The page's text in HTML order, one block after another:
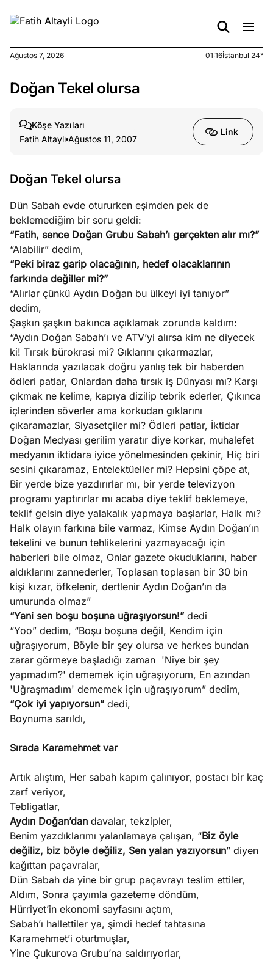
Ağustos
yasalar
Ağustos
stok
caiz
Ağustos
4, 2026
umutlu
ister
Köşe
Yazıları
Spor
Yazıları
Ağustos 7, 2026 01:16İstanbul 24°
Doğan Tekel olursa
Köşe Yazıları
Fatih Altaylı Ağustos 11, 2007
Link
Doğan Tekel olursa
Dün Sabah evde otururken eşimden pek de
beklemediğim bir soru geldi:
“Fatih, sence Doğan Grubu Sabah’ı gerçekten alır mı?”
“Alabilir” dedim,
“Peki biraz garip olacağının, hedef olacaklarının
farkında değiller mi?”
“Alırlar çünkü Aydın Doğan bu ülkeyi iyi tanıyor”
dedim,
Şaşkın şaşkın bakınca açıklamak zorunda kaldım:
“Aydın Doğan Sabah’ı ve ATV’yi alırsa kim ne diyecek
ki! Tırsık bürokrasi mi? Gıklarını çıkarmazlar,
Haklarında yazılacak doğru yanlış tek bir haberden
ödleri patlar, Onlardan daha tırsık iş Dünyası mı? Karşı
çıkmak ne kelime, kapıya dizilip tebrik ederler, Çıkınca
içlerinden söverler ama korkudan gıklarını
çıkaramazlar, Siyasetçiler mi? Ödleri patlar, İktidar
Doğan Medyası gerilim yaratır diye korkar, muhalefet
medyanın iktidara iyice yönelmesinden çekinir, Hiç biri
sesini çıkaramaz, Entelektüeller mi? Hepsini çöpe at,
Bir yerde bize yazdırırlar mı, bir yerde televizyon
programı yaptırırlar mı acaba diye teklif beklemeye,
teklif gelsin diye yalakalık yapmaya başlarlar, Halk mı?
Halk olayın farkına bile varmaz, Kimse Aydın Doğan’ın
tekelini ve bunun tehlikelerini yazmayacağı için
haberleri bile olmaz, Onlar gazete okuduklarını, haber
aldıklarını zannederler, Toplasan toplasan bir 30 bin
kişi kızar, öfkelenir, dertlenir Aydın Doğan’ın da
umurunda olmaz”
“Yani sen boşu boşuna uğraşıyorsun!” dedi
“Yoo” dedim, “Boşu boşuna değil, Kendim için
uğraşıyorum, Böyle bir şey olursa ve herkes bundan
zarar görmeye başladığı zaman 'Niye bir şey
yapmadım?' dememek için uğraşıyorum, En azından
'Uğraşmadım' dememek için uğraşıyorum” dedim,
“Çok iyi yapıyorsun” dedi,
Boynuma sarıldı,
Sırada Karamehmet var
Artık alıştım, Her sabah kapım çalınıyor, postacı bir kaç
zarf veriyor,
Tebligatlar,
Aydın Doğan’dan davalar, tekzipler,
Benim yazdıklarımı yalanlamaya çalışan, “Biz öyle
değiliz, biz böyle değiliz, Sen yalan yazıyorsun” diyen
kağıttan paçavralar,
Dün Sabah da yine bir grup paçavrayı teslim ettiler,
Aldım, Sonra çayımla gazeteme döndüm,
Hürriyet’in ekonomi sayfasını açtım,
Sabah’ı hallettiler ya, şimdi hedef tahtasına
Karamehmet’i oturtmuşlar,
Yine Çukurova Grubu’na saldırıyorlar,